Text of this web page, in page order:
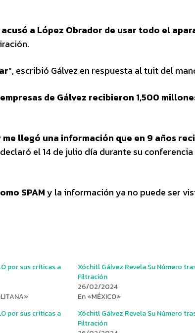
a López Obrador de usar todo el
”, escribió Gálvez en respuesta al tuit del
de Gálvez recibieron 1,500
llegó una información que en 9 años
el 14 de julio día durante su
SPAMy la información ya no puede ser
por sus críticas a
Xóchitl Gálvez Revela Su Número
Filtración
26/02/2024
En «MÉXICO»
por sus críticas a
Xóchitl Gálvez Revela Su Número
Filtración